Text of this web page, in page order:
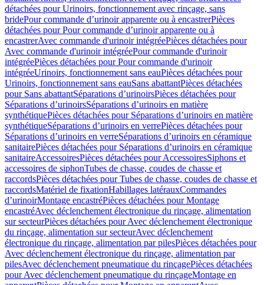
détachées pour Urinoirs, fonctionnement avec rinçage, sans
bridePour commande d’urinoir apparente ou à encastrerPièces
détachées pour Pour commande d’urinoir apparente ou à
encastrerAvec commande d'urinoir intégréePièces détachées pour
Avec commande d'urinoir intégréePour commande d'urinoir
intégréePièces détachées pour Pour commande d'urinoir
intégréeUrinoirs, fonctionnement sans eauPièces détachées pour
Urinoirs, fonctionnement sans eauSans abattantPièces détachées
pour Sans abattantSéparations d’urinoirsPièces détachées pour
Séparations d’urinoirsSéparations d’urinoirs en matière
synthétiquePièces détachées pour Séparations d’urinoirs en matière
synthétiqueSéparations d’urinoirs en verrePièces détachées pour
Séparations d’urinoirs en verreSéparations d’urinoirs en céramique
sanitairePièces détachées pour Séparations d’urinoirs en céramique
sanitaireAccessoiresPièces détachées pour AccessoiresSiphons et
accessoires de siphonTubes de chasse, coudes de chasse et
raccordsPièces détachées pour Tubes de chasse, coudes de chasse et
raccordsMatériel de fixationHabillages latérauxCommandes
dʼurinoirMontage encastréPièces détachées pour Montage
encastréAvec déclenchement électronique du rinçage, alimentation
sur secteurPièces détachées pour Avec déclenchement électronique
du rinçage, alimentation sur secteurAvec déclenchement
électronique du rinçage, alimentation par pilesPièces détachées pour
Avec déclenchement électronique du rinçage, alimentation par
pilesAvec déclenchement pneumatique du rinçagePièces détachées
pour Avec déclenchement pneumatique du rinçageMontage en